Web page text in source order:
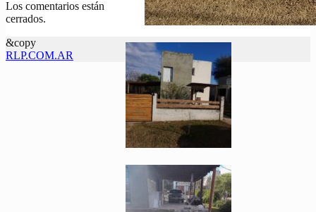
Los comentarios están
cerrados.
&copy
RLP.COM.AR